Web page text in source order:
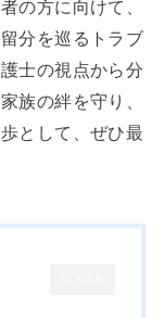
の方に向けて、
分を巡るトラブ
士の視点から分
族の絆を守り、
として、ぜひ最